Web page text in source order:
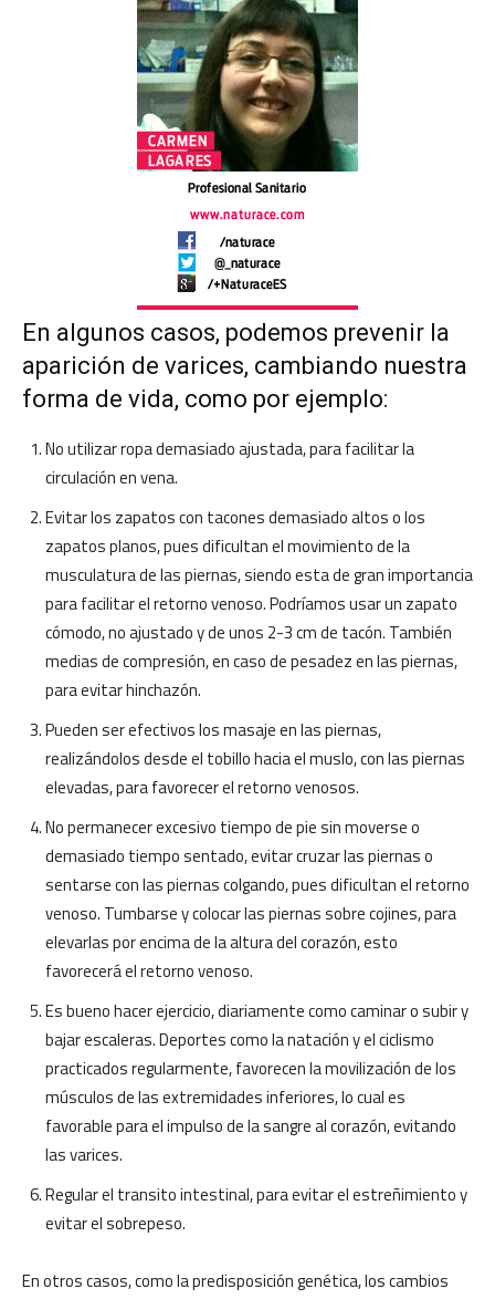
En algunos casos, podemos prevenir la
aparición de varices, cambiando nuestra
forma de vida, como por ejemplo:
No utilizar ropa demasiado ajustada, para facilitar la
circulación en vena.
Evitar los zapatos con tacones demasiado altos o los
zapatos planos, pues dificultan el movimiento de la
musculatura de las piernas, siendo esta de gran importancia
para facilitar el retorno venoso. Podríamos usar un zapato
cómodo, no ajustado y de unos 2-3 cm de tacón. También
medias de compresión, en caso de pesadez en las piernas,
para evitar hinchazón.
Pueden ser efectivos los masaje en las piernas,
realizándolos desde el tobillo hacia el muslo, con las piernas
elevadas, para favorecer el retorno venosos.
No permanecer excesivo tiempo de pie sin moverse o
demasiado tiempo sentado, evitar cruzar las piernas o
sentarse con las piernas colgando, pues dificultan el retorno
venoso. Tumbarse y colocar las piernas sobre cojines, para
elevarlas por encima de la altura del corazón, esto
favorecerá el retorno venoso.
Es bueno hacer ejercicio, diariamente como caminar o subir y
bajar escaleras. Deportes como la natación y el ciclismo
practicados regularmente, favorecen la movilización de los
músculos de las extremidades inferiores, lo cual es
favorable para el impulso de la sangre al corazón, evitando
las varices.
Regular el transito intestinal, para evitar el estreñimiento y
evitar el sobrepeso.
En otros casos, como la predisposición genética, los cambios